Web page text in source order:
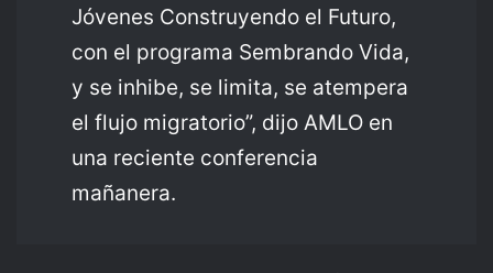
Jóvenes Construyendo el Futuro,
con el programa Sembrando Vida,
y se inhibe, se limita, se atempera
el flujo migratorio”, dijo AMLO en
una reciente conferencia
mañanera.